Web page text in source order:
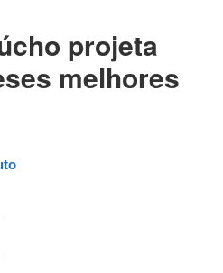
projeta
melhores